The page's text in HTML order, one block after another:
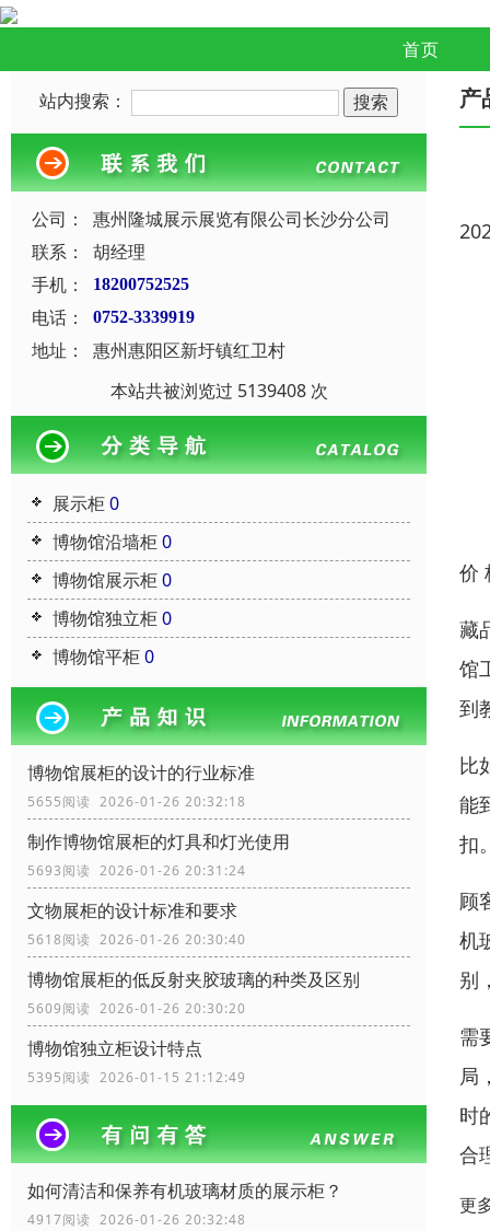
首页
站内搜索：
公司：
惠州隆城展示展览有限公司长沙分公司
联系：
胡经理
手机：
18200752525
电话： 0752-3339919
地址：
惠州惠阳区新圩镇红卫村
本站共被浏览过 5139408 次
展示柜0
博物馆沿墙柜0
博物馆展示柜0
博物馆独立柜0
博物馆平柜0
博物馆展柜的设计的行业标准
5655阅读 2026-01-26 20:32:18
制作博物馆展柜的灯具和灯光使用
5693阅读 2026-01-26 20:31:24
文物展柜的设计标准和要求
5618阅读 2026-01-26 20:30:40
博物馆展柜的低反射夹胶玻璃的种类及区别
5609阅读 2026-01-26 20:30:20
博物馆独立柜设计特点
5395阅读 2026-01-15 21:12:49
如何清洁和保养有机玻璃材质的展示柜？
4917阅读 2026-01-26 20:32:48
产
价
藏
馆
到
比
能
扣
顾
机
别
需
局
时
合
更